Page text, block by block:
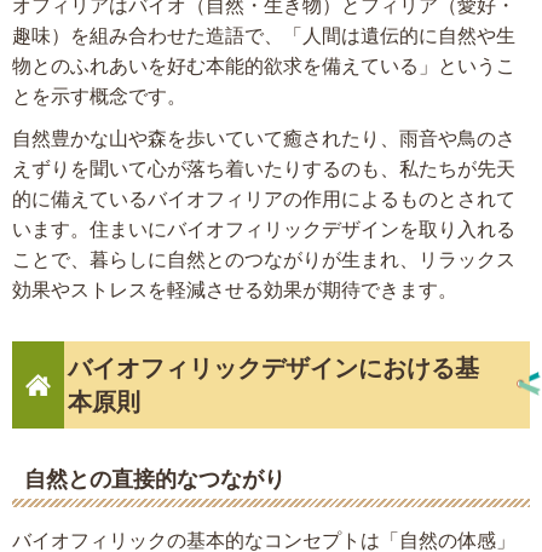
オフィリアはバイオ（自然・生き物）とフィリア（愛好・
趣味）を組み合わせた造語で、「人間は遺伝的に自然や生
物とのふれあいを好む本能的欲求を備えている」というこ
とを示す概念です。
自然豊かな山や森を歩いていて癒されたり、雨音や鳥のさ
えずりを聞いて心が落ち着いたりするのも、私たちが先天
的に備えているバイオフィリアの作用によるものとされて
います。住まいにバイオフィリックデザインを取り入れる
ことで、暮らしに自然とのつながりが生まれ、リラックス
効果やストレスを軽減させる効果が期待できます。
バイオフィリックデザインにおける基
本原則
自然との直接的なつながり
バイオフィリックの基本的なコンセプトは「自然の体感」